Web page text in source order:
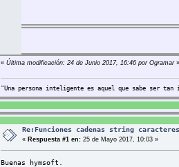
« Última modificación: 24 de Junio 2017, 16:46 por Ogramar»
"Una persona inteligente es aquel que sabe ser
Re:Funciones cadenas string caracteres
« Respuesta #1 en: 25 de Mayo 2017, 10:03 »
Buenas hymsoft.